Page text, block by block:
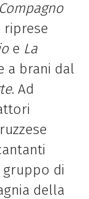
Compagno
riprese
e La
a brani dal
. Ad
gruppo di
della